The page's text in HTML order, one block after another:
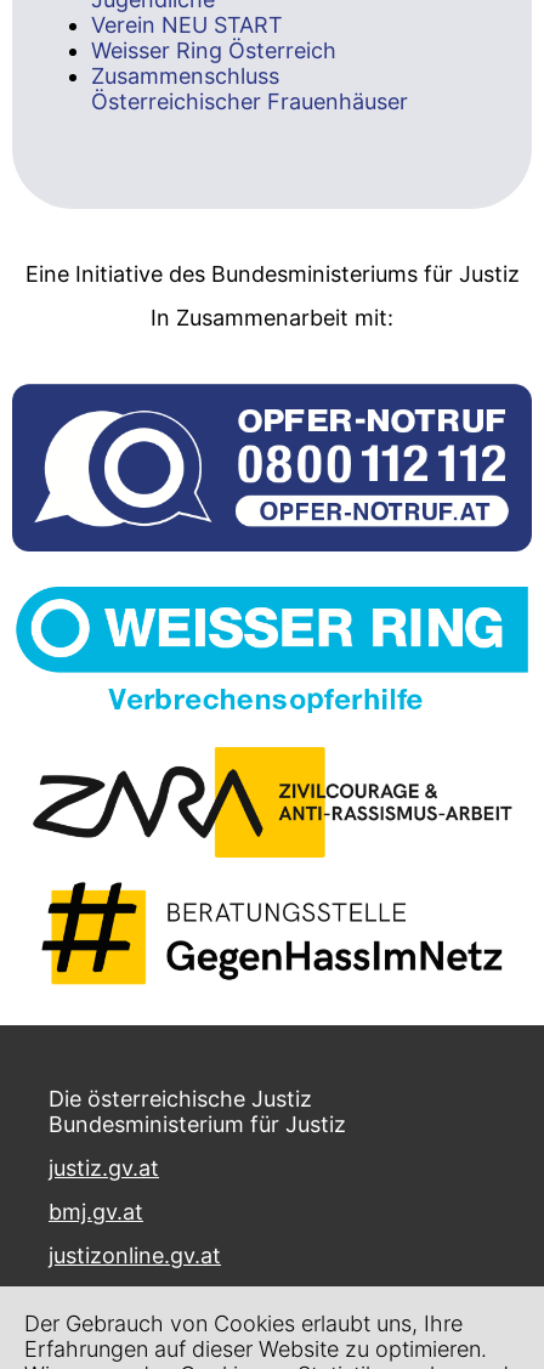
Verein NEU START
Weisser Ring Österreich
Zusammenschluss
Österreichischer Frauenhäuser
Eine Initiative des Bundesministeriums für Justiz
In Zusammenarbeit mit:
Die österreichische Justiz
Bundesministerium für Justiz
justiz.gv.at
bmj.gv.at
justizonline.gv.at
Museumstraße 7
1070 Wien
Der Gebrauch von Cookies erlaubt uns, Ihre
Erfahrungen auf dieser Website zu optimieren.